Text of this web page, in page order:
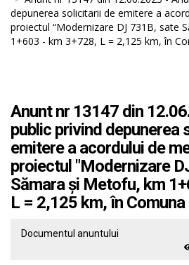
depunerea solicitarii de emitere a
proiectul “Modernizare DJ 731B, sate
1+603 - km 3+728, L = 2,125 km, în
Anunt nr 13147 din
public privind depunerea
emitere a acordului de
proiectul "Modernizare
Sămara și Metofu, km
L = 2,125 km, în
Documentul anuntului